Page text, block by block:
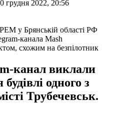
грудня 2022, 20:56
канала Mash
схожим на безпілотник
канал виклали
одного з
Трубечевськ.